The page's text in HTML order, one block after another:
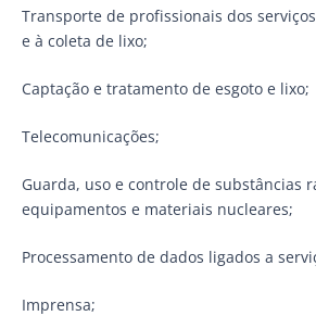
Transporte de profissionais dos
e à coleta de lixo;
Captação e tratamento de esgoto e lixo;
Telecomunicações;
Guarda, uso e controle de substâncias
equipamentos e materiais nucleares;
Processamento de dados ligados a
Imprensa;